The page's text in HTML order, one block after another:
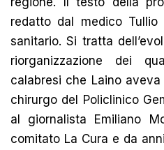
redatto dal medico
sanitario. Si tratta
riorganizzazione dei
calabresi che Laino
chirurgo del Policlinico
al giornalista Emiliano
comitato La Cura e da